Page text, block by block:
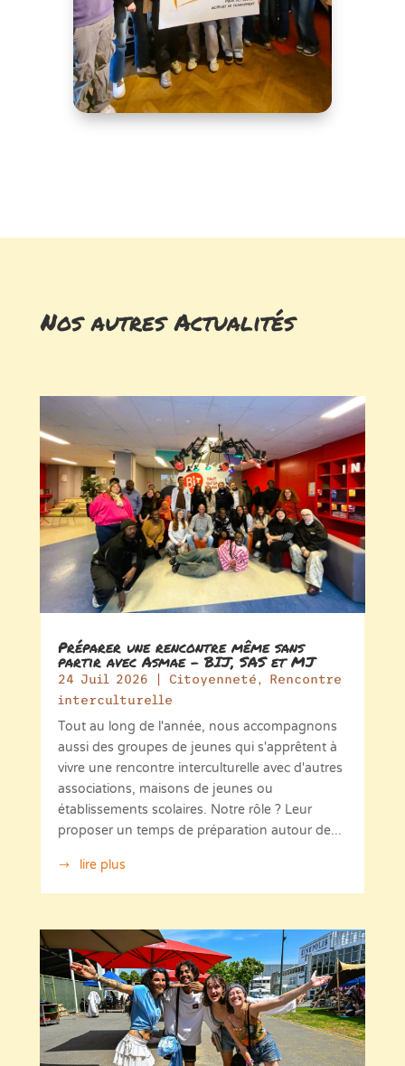
Nos autres Actualités
Préparer une rencontre même sans
partir avec Asmae – BIJ, SAS et MJ
24 Juil 2026 Citoyenneté, Rencontre
interculturelle
Tout au long de l'année, nous accompagnons
aussi des groupes de jeunes qui s'apprêtent à
vivre une rencontre interculturelle avec d'autres
associations, maisons de jeunes ou
établissements scolaires. Notre rôle ? Leur
proposer un temps de préparation autour de...
lire plus